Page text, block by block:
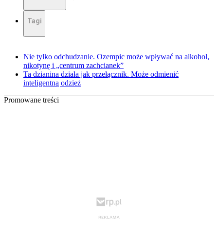
Tagi
Nie tylko odchudzanie. Ozempic może wpływać na alkohol,
nikotynę i „centrum zachcianek”
Ta dzianina działa jak przełącznik. Może odmienić
inteligentną odzież
Promowane treści